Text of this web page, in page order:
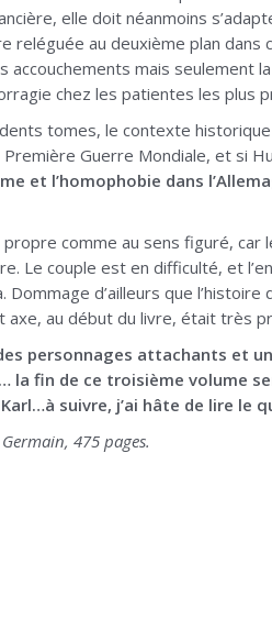
elle doit néanmoins
au deuxième plan dans
accouchements mais seulement
chez les patientes les plus
tomes, le contexte
Guerre Mondiale, et si
et l’homophobie dans
comme au sens figuré, car
Le couple est en difficulté, et
d’ailleurs que l’histoire
axe, au début du livre, était très
personnages attachants et
fin de ce troisième volume
suivre, j’ai hâte de lire le
475 pages.